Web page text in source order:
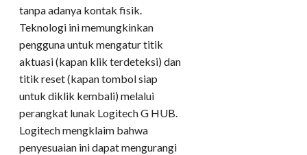
tanpa adanya kontak fisik.
Teknologi ini memungkinkan
pengguna untuk mengatur titik
aktuasi (kapan klik terdeteksi) dan
titik reset (kapan tombol siap
untuk diklik kembali) melalui
perangkat lunak Logitech G HUB.
Logitech mengklaim bahwa
penyesuaian ini dapat mengurangi